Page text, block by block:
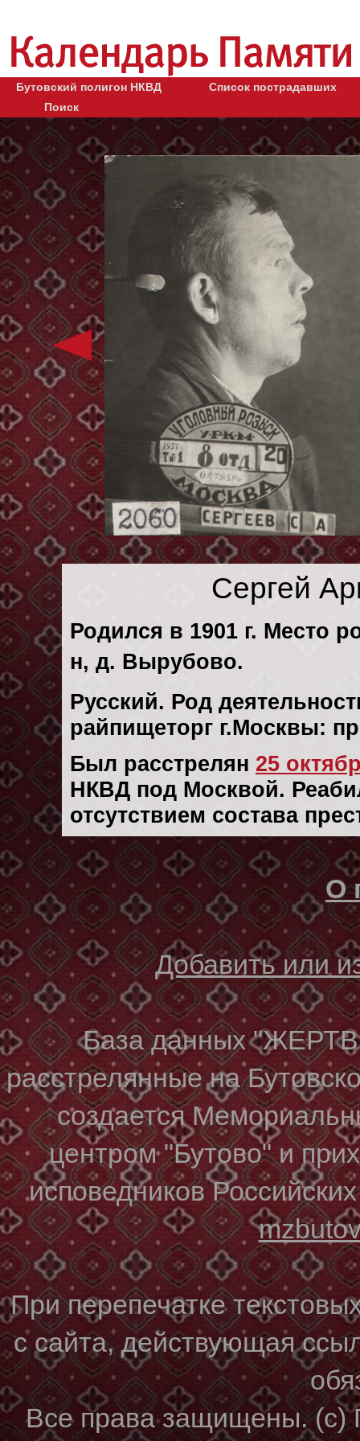
Бутовский полигон НКВД
Список пострадавших
Поиск
Сергей
Родился в 1901 г. Место
н, д. Вырубово.
Русский. Род
райпищеторг г.Москвы:
Был расстрелян 25
НКВД под Москвой.
отсутствием состава
О
Добавить или
База данных
расстрелянные на
создается
центром "Бутово" и
исповедников
При перепечатке
с сайта, действующая
Все права защищены. (с)